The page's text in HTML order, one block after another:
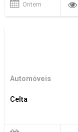
Ontem
Automóveis
Celta